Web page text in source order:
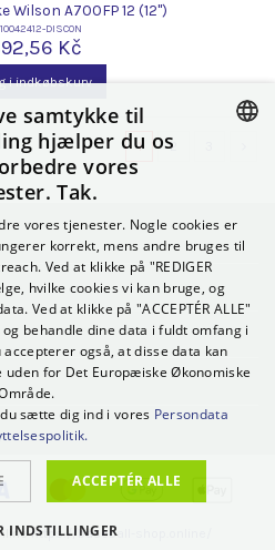
A700FP 12 (12")
DISCON
Kč
i indkøbskurv
1 2
https://baseball-shop.online/
POLISH
GERMAN
SPANISH
ITALIAN
DANISH
samtykke til
hjælper du os
vores
Tak.
vores tjenester. Nogle cookies er
korrekt, mens andre bruges til
Ved at klikke på "REDIGER
hvilke cookies vi kan bruge, og
Ved at klikke på "ACCEPTÉR ALLE"
behandle dine data i fuldt omfang i
også, at disse data kan
uden for Det Europæiske Økonomiske
sætte dig ind i vores Persondata
ACCEPTÉR ALLE
INDSTILLINGER